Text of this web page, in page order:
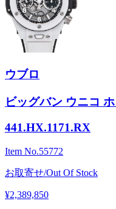
ウブロ
ビッグバン ウニコ
441.HX.1171.RX
Item No.55772
お取寄せ/Out Of Stock
¥2,389,850